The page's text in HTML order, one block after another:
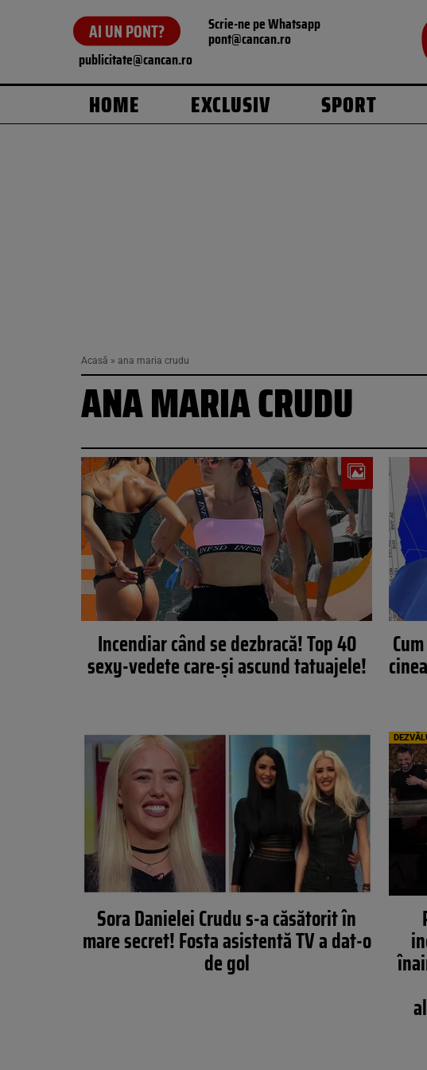
AI UN PONT? Scrie-ne pe Whatsapp
pont@cancan.ro
publicitate@cancan.ro
HOME EXCLUSIV SPORT
Acasă » ana maria crudu
ANA MARIA CRUDU
Incendiar când se dezbracă! Top 40
sexy-vedete care-și ascund tatuajele!
Sora Danielei Crudu s-a căsătorit în
mare secret! Fosta asistentă TV a dat-o
de gol